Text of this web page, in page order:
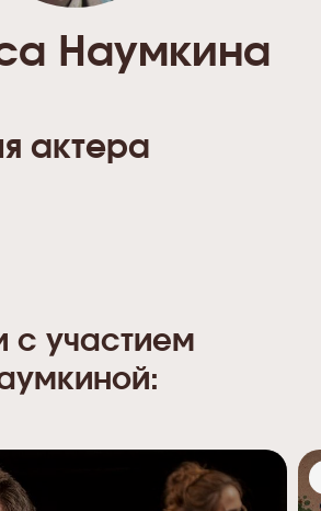
Наумкина
актера
с участием